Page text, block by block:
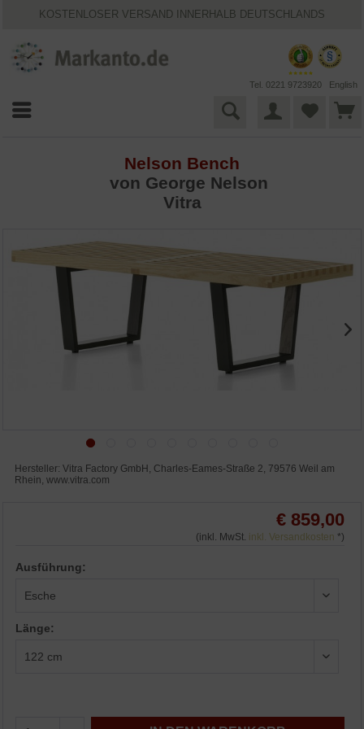
KOSTENLOSER VERSAND INNERHALB DEUTSCHLANDS
BESTPRICE-GARANTIE
Tel. 0221 9723920 English
Nelson Bench
von George Nelson
Vitra
Hersteller: Vitra Factory GmbH, Charles-Eames-Straße 2, 79576 Weil am
Rhein, www.vitra.com
€ 859,00
(inkl. MwSt. inkl. Versandkosten *)
Ausführung:
Länge: